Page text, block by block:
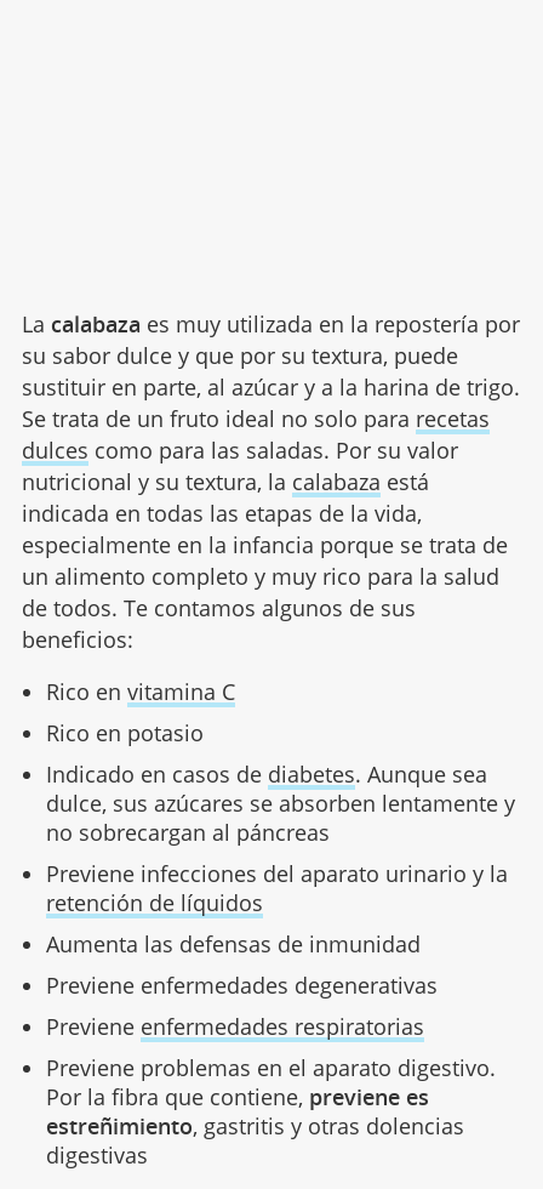
La calabaza es muy utilizada en la repostería por
su sabor dulce y que por su textura, puede
sustituir en parte, al azúcar y a la harina de trigo.
Se trata de un fruto ideal no solo para recetas
dulces como para las saladas. Por su valor
nutricional y su textura, la calabaza está
indicada en todas las etapas de la vida,
especialmente en la infancia porque se trata de
un alimento completo y muy rico para la salud
de todos. Te contamos algunos de sus
beneficios:
Rico en vitamina C
Rico en potasio
Indicado en casos de diabetes. Aunque sea
dulce, sus azúcares se absorben lentamente y
no sobrecargan al páncreas
Previene infecciones del aparato urinario y la
retención de líquidos
Aumenta las defensas de inmunidad
Previene enfermedades degenerativas
Previene enfermedades respiratorias
Previene problemas en el aparato digestivo.
Por la fibra que contiene, previene es
estreñimiento, gastritis y otras dolencias
digestivas